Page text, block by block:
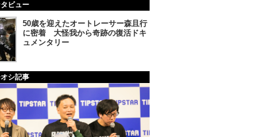
ビュー
50歳を迎えたオートレーサー森且行
に密着 大怪我から奇跡の復活ドキ
ュメンタリー
シ記事